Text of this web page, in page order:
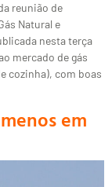
reunião de
Natural e
nesta terça
mercado de gás
cozinha), com boas
em